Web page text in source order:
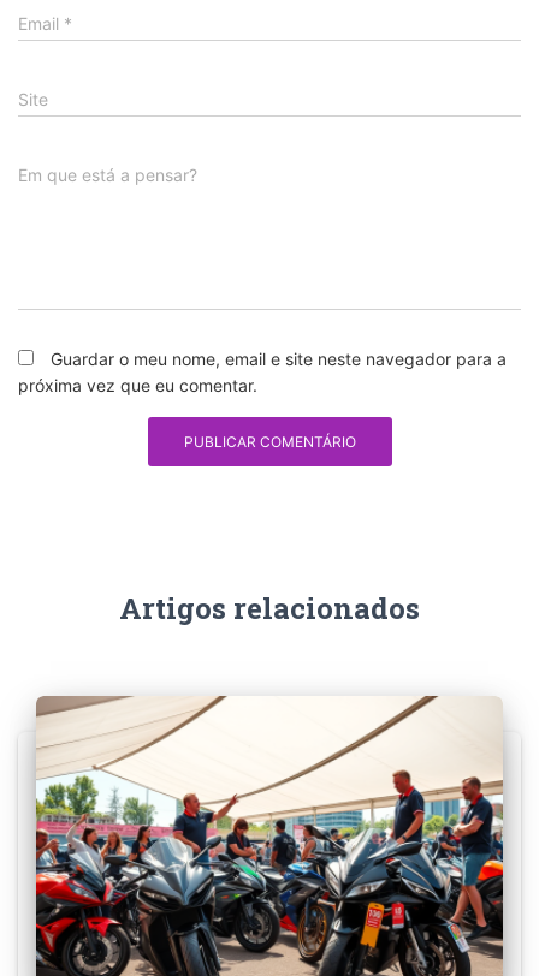
Email *
Site
Em que está a pensar?
Guardar o meu nome, email e site neste navegador para a
próxima vez que eu comentar.
Artigos relacionados